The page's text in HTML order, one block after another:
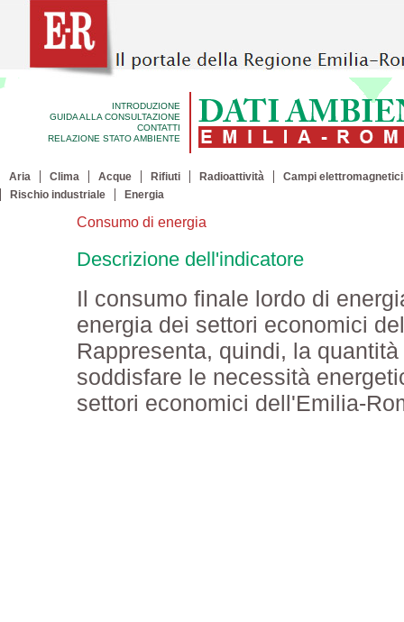
INTRODUZIONE
GUIDA ALLA CONSULTAZIONE
CONTATTI
RELAZIONE STATO AMBIENTE
Aria Clima Acque Rifiuti Radioattività
Campi elettromagnetici
Rischio industriale
Energia
Consumo di energia
Descrizione dell'indicatore
Il consumo finale lordo di
energia dei settori economici
Rappresenta, quindi, la
soddisfare le necessità
settori economici dell'Emilia-